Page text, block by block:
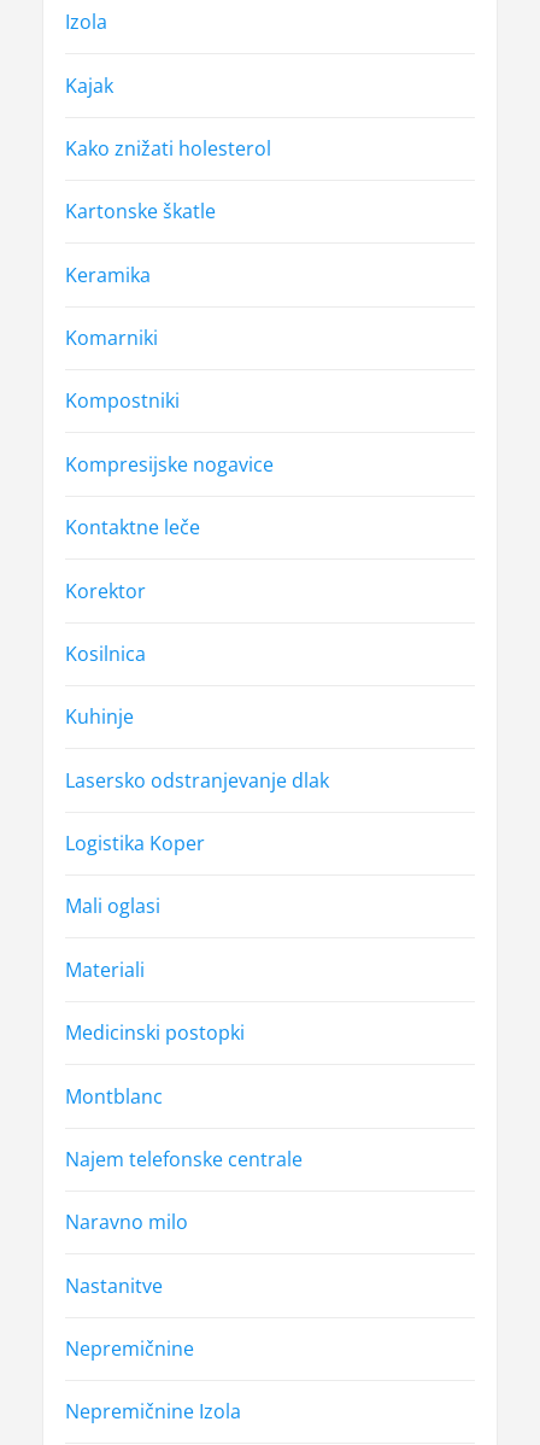
Izola
Kajak
Kako znižati holesterol
Kartonske škatle
Keramika
Komarniki
Kompostniki
Kompresijske nogavice
Kontaktne leče
Korektor
Kosilnica
Kuhinje
Lasersko odstranjevanje dlak
Logistika Koper
Mali oglasi
Materiali
Medicinski postopki
Montblanc
Najem telefonske centrale
Naravno milo
Nastanitve
Nepremičnine
Nepremičnine Izola